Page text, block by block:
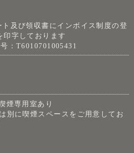
及び領収書にインボイス制度の登
印字しております
：T6010701005431
煙専用室あり
別に喫煙スペースをご用意してお